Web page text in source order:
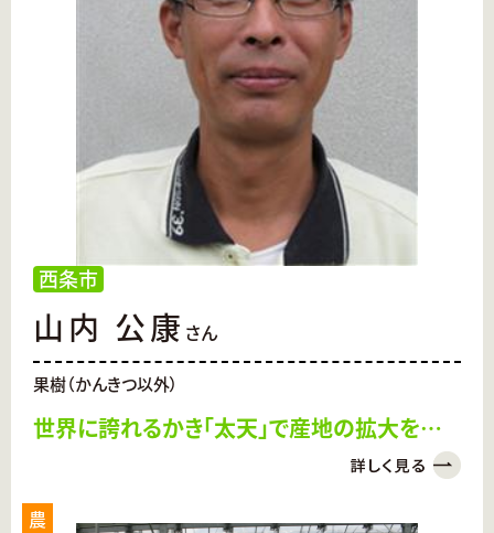
西条市
山内 公康 さん
果樹（かんきつ以外）
世界に誇れるかき「太天」で産地の拡大を指
農